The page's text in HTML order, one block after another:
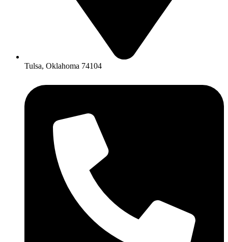
Tulsa, Oklahoma 74104